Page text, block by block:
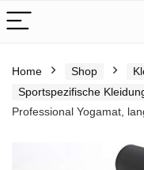
Home Shop
Sportspezifische
Professional Yogamat,